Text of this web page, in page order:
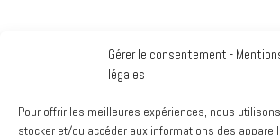
Gérer le consentement -
légales
Pour offrir les meilleures expériences, nous
stocker et/ou accéder aux informations des